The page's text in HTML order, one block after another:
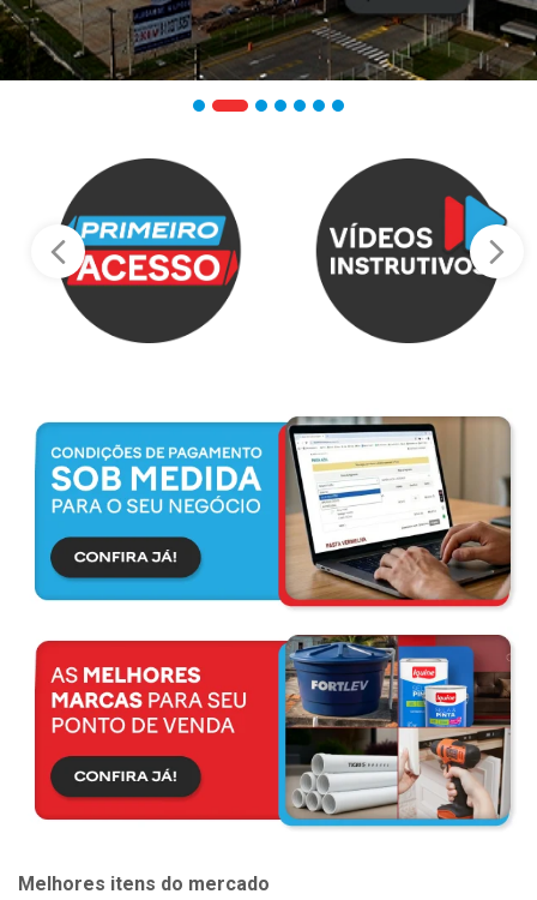
Melhores itens do mercado